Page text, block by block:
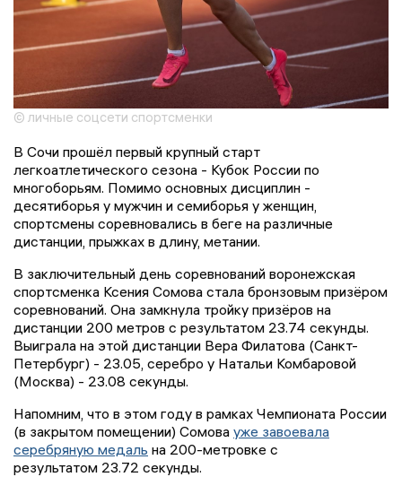
© личные соцсети спортсменки
В Сочи прошёл первый крупный старт
легкоатлетического сезона - Кубок России по
многоборьям. Помимо основных дисциплин -
десятиборья у мужчин и семиборья у женщин,
спортсмены соревновались в беге на различные
дистанции, прыжках в длину, метании.
В заключительный день соревнований воронежская
спортсменка Ксения Сомова стала бронзовым призёром
соревнований. Она замкнула тройку призёров на
дистанции 200 метров с результатом 23.74 секунды.
Выиграла на этой дистанции Вера Филатова (Санкт-
Петербург) - 23.05, серебро у Натальи Комбаровой
(Москва) - 23.08 секунды.
Напомним, что в этом году в рамках Чемпионата России
(в закрытом помещении) Сомова уже завоевала
серебряную медаль на 200-метровке с
результатом 23.72 секунды.